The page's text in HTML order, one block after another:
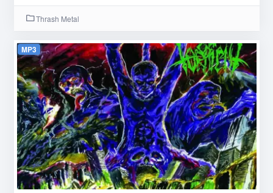
Thrash Metal
MP3